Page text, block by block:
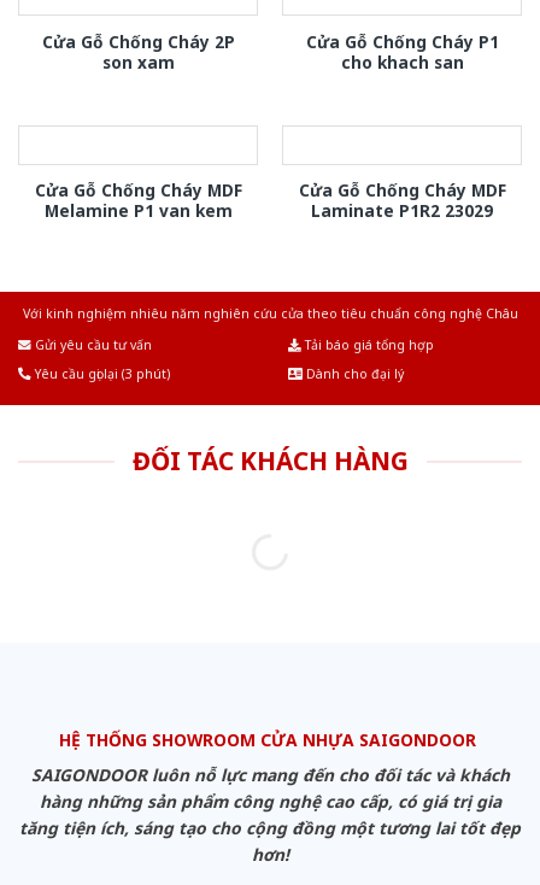
Cửa Gỗ Chống Cháy 2P
son xam
Cửa Gỗ Chống Cháy P1
cho khach san
Cửa Gỗ Chống Cháy MDF
Melamine P1 van kem
Cửa Gỗ Chống Cháy MDF
Laminate P1R2 23029
Với kinh nghiệm nhiêu năm nghiên cứu cửa theo tiêu chuẩn công nghệ Châu
Gửi yêu cầu tư vấn
Tải báo giá tổng hợp
Yêu cầu gọi lại (3 phút)
Dành cho đại lý
ĐỐI TÁC KHÁCH HÀNG
HỆ THỐNG SHOWROOM CỬA NHỰA SAIGONDOOR
SAIGONDOOR luôn nỗ lực mang đến cho đối tác và khách
hàng những sản phẩm công nghệ cao cấp, có giá trị gia
tăng tiện ích, sáng tạo cho cộng đồng một tương lai tốt đẹp
hơn!